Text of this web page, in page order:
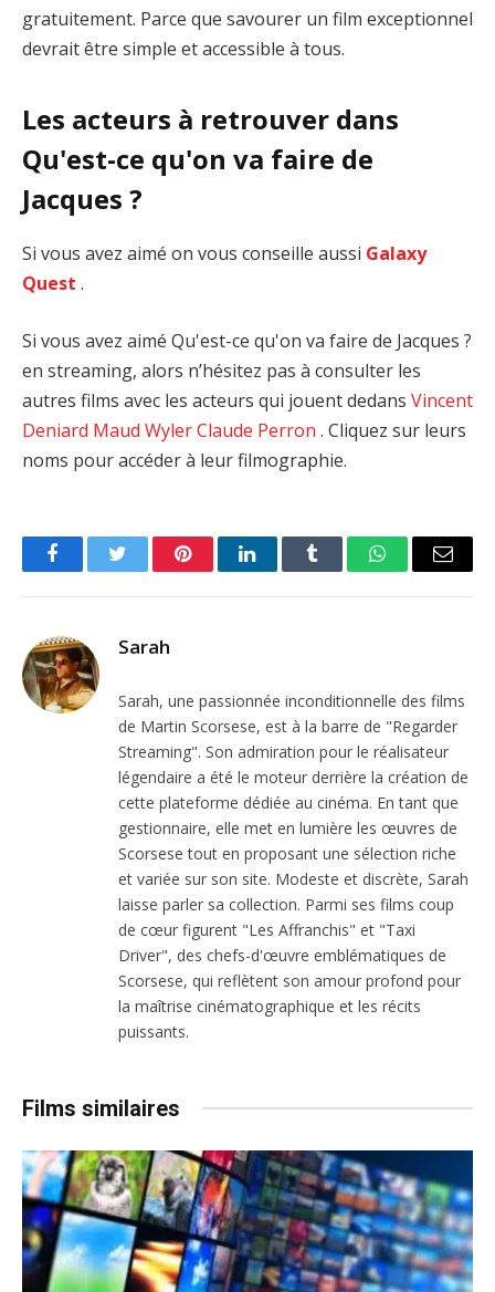
gratuitement. Parce que savourer un film exceptionnel
devrait être simple et accessible à tous.
Les acteurs à retrouver dans
Qu'est-ce qu'on va faire de
Jacques ?
Si vous avez aimé on vous conseille aussi Galaxy
Quest .
Si vous avez aimé Qu'est-ce qu'on va faire de Jacques ?
en streaming, alors n’hésitez pas à consulter les
autres films avec les acteurs qui jouent dedans Vincent
Deniard Maud WylerClaude Perron . Cliquez sur leurs
noms pour accéder à leur filmographie.
FacebookTwitter PinterestLinkedInTumblr WhatsAppEmail
Sarah
Sarah, une passionnée inconditionnelle des films
de Martin Scorsese, est à la barre de "Regarder
Streaming". Son admiration pour le réalisateur
légendaire a été le moteur derrière la création de
cette plateforme dédiée au cinéma. En tant que
gestionnaire, elle met en lumière les œuvres de
Scorsese tout en proposant une sélection riche
et variée sur son site. Modeste et discrète, Sarah
laisse parler sa collection. Parmi ses films coup
de cœur figurent "Les Affranchis" et "Taxi
Driver", des chefs-d'œuvre emblématiques de
Scorsese, qui reflètent son amour profond pour
la maîtrise cinématographique et les récits
puissants.
Films similaires